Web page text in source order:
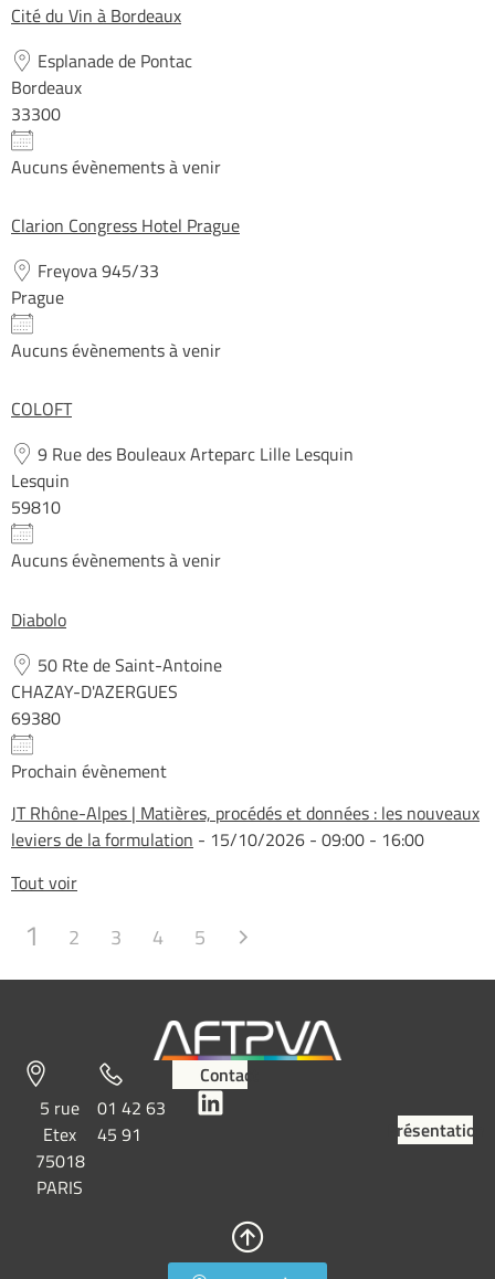
Cité du Vin à Bordeaux
Esplanade de Pontac
Bordeaux
33300
Aucuns évènements à venir
Clarion Congress Hotel Prague
Freyova 945/33
Prague
Aucuns évènements à venir
COLOFT
9 Rue des Bouleaux Arteparc Lille Lesquin
Lesquin
59810
Aucuns évènements à venir
Diabolo
50 Rte de Saint-Antoine
CHAZAY-D'AZERGUES
69380
Prochain évènement
JT Rhône-Alpes | Matières, procédés et données : les nouveaux
leviers de la formulation - 15/10/2026 - 09:00 - 16:00
Tout voir
1 2 3 4 5
5 rue
Etex
75018
PARIS
01 42 63
45 91
Contact
Présentation